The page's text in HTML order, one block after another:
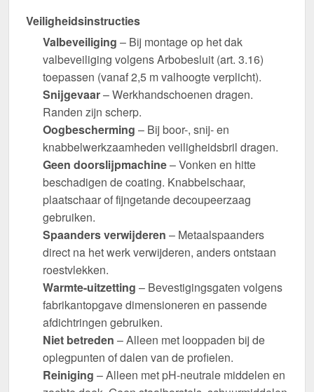
Veiligheidsinstructies
Valbeveiliging – Bij montage op het dak
valbeveiliging volgens Arbobesluit (art. 3.16)
toepassen (vanaf 2,5 m valhoogte verplicht).
Snijgevaar– Werkhandschoenen dragen.
Randen zijn scherp.
Oogbescherming – Bij boor-, snij- en
knabbelwerkzaamheden veiligheidsbril dragen.
Geen doorslijpmachine– Vonken en hitte
beschadigen de coating. Knabbelschaar,
plaatschaar of fijngetande decoupeerzaag
gebruiken.
Spaanders verwijderen – Metaalspaanders
direct na het werk verwijderen, anders ontstaan
roestvlekken.
Warmte-uitzetting – Bevestigingsgaten volgens
fabrikantopgave dimensioneren en passende
afdichtringen gebruiken.
Niet betreden – Alleen met looppaden bij de
oplegpunten of dalen van de profielen.
Reiniging – Alleen met pH-neutrale middelen en